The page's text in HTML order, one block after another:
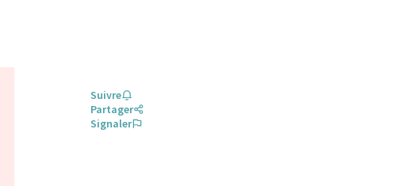
Suivre
Partager
Signaler